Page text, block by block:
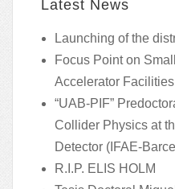
Latest News
Launching of the
Focus Point on
Accelerator
“UAB-PIF”
Collider Physics at
Detector (IFAE-
R.I.P. ELIS HOLM